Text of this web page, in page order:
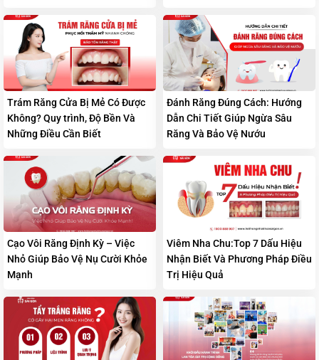
Trám Răng Cửa Bị Mẻ Có Được
Không? Quy trình, Độ Bền Và
Những Điều Cần Biết
Đánh Răng Đúng Cách: Hướng
Dẫn Chi Tiết Giúp Ngừa Sâu
Răng Và Bảo Vệ Nướu
Cạo Vôi Răng Định Kỳ – Việc
Nhỏ Giúp Bảo Vệ Nụ Cười Khỏe
Mạnh
Viêm Nha Chu:Top 7 Dấu Hiệu
Nhận Biết Và Phương Pháp Điều
Trị Hiệu Quả